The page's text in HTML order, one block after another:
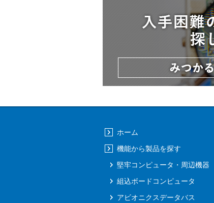
ホーム
機能から製品を探す
堅牢コンピュータ・周辺機器
組込ボードコンピュータ
アビオニクスデータバス